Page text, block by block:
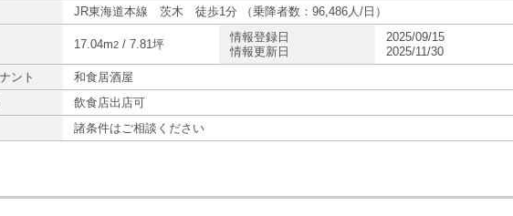
・貸店舗・テナント一覧
・貸店舗・テナント一覧
JR東海道本線 茨木 徒歩1分 （乗降者数：96,486人/日）
17.04m2 / 7.81坪
情報登録日
情報更新日
2025/09/15
2025/11/30
ント
和食居酒屋
飲食店出店可
諸条件はご相談ください